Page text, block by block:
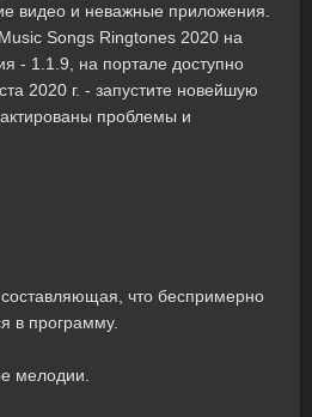
видео и неважные приложения.
Songs Ringtones 2020 на
- 1.1.9, на портале доступно
2020 г. - запустите новейшую
проблемы и
что беспримерно
в программу.
мелодии.